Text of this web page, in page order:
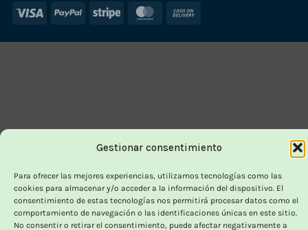
Gestionar consentimiento
Para ofrecer las mejores experiencias, utilizamos tecnologías como las
cookies para almacenar y/o acceder a la información del dispositivo. El
consentimiento de estas tecnologías nos permitirá procesar datos como el
comportamiento de navegación o las identificaciones únicas en este sitio.
No consentir o retirar el consentimiento, puede afectar negativamente a
Visa PayPal Stripe MasterCard